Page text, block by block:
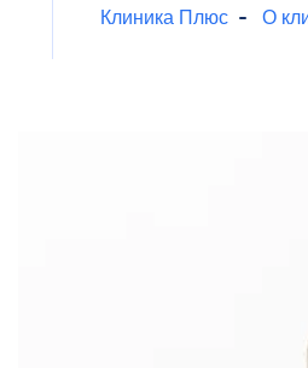
Клиника Плюс О